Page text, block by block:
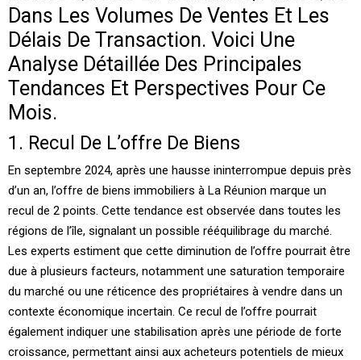
Dans Les Volumes De Ventes Et Les
Délais De Transaction. Voici Une
Analyse Détaillée Des Principales
Tendances Et Perspectives Pour Ce
Mois.
1. Recul De L’offre De Biens
En septembre 2024, après une hausse ininterrompue depuis près
d’un an, l’offre de biens immobiliers à La Réunion marque un
recul de 2 points. Cette tendance est observée dans toutes les
régions de l’île, signalant un possible rééquilibrage du marché.
Les experts estiment que cette diminution de l’offre pourrait être
due à plusieurs facteurs, notamment une saturation temporaire
du marché ou une réticence des propriétaires à vendre dans un
contexte économique incertain. Ce recul de l’offre pourrait
également indiquer une stabilisation après une période de forte
croissance, permettant ainsi aux acheteurs potentiels de mieux